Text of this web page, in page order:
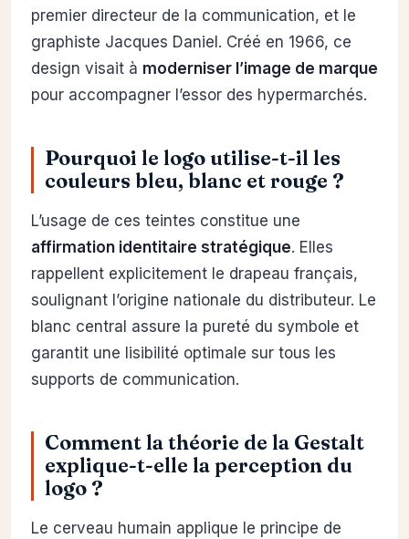
premier directeur de la communication, et le
graphiste Jacques Daniel. Créé en 1966, ce
design visait à moderniser l’image de marque
pour accompagner l’essor des hypermarchés.
Pourquoi le logo utilise-t-il les
couleurs bleu, blanc et rouge ?
L’usage de ces teintes constitue une
affirmation identitaire stratégique. Elles
rappellent explicitement le drapeau français,
soulignant l’origine nationale du distributeur. Le
blanc central assure la pureté du symbole et
garantit une lisibilité optimale sur tous les
supports de communication.
Comment la théorie de la Gestalt
explique-t-elle la perception du
logo ?
Le cerveau humain applique le principe de